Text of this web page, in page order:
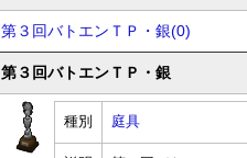
第３回バトエンＴＰ・銀(0)
第３回バトエンＴＰ・銀
種別 庭具